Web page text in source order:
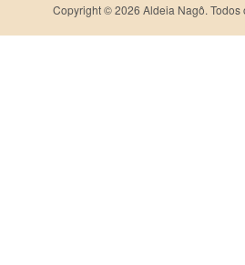
Copyright © 2026 Aldeia Nagô. Todos